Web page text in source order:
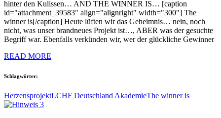
hinter den Kulissen… AND THE WINNER IS… [caption
id="attachment_39583" align="alignright" width="300"] The
winner is[/caption] Heute lüften wir das Geheimnis… nein, noch
nicht, was unser brandneues Projekt ist…, ABER was der gesuchte
Begriff war. Ebenfalls verkünden wir, wer der glückliche Gewinner
READ MORE
Schlagwörter:
HerzensprojektLCHF Deutschland AkademieThe winner is